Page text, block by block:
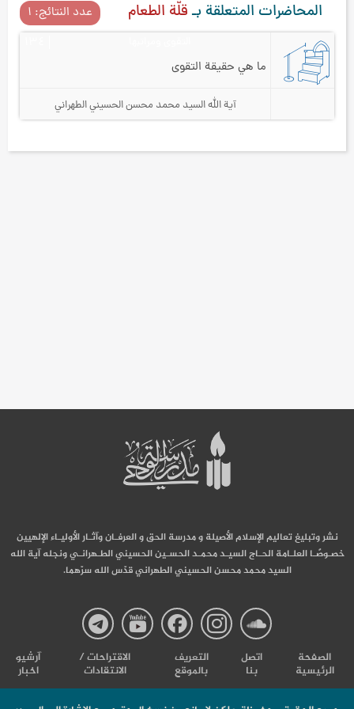
المحاضرات المتعلقة بـقلّة الطعام عدد النتائج: ۱
ما هي حقيقة التقوى
آية الله السيد محمد محسن الحسيني الطهراني
نشر وتبليغ تعاليم الإسلام الأصيلة و مدرسة الحق و العرفـان وآثـار الأوليـاء الإلهيين
خصـوصًـا العلـامة الحـاج السيـد محمـد الحسـين الحسيني الطـهرانـي ونجله آية الله
السيد محمد محسن الحسيني الطهراني قدّس الله سرّهما.
صفحة
صفحة
صفحة
صفحة
الصفحة
الرئيسية
اتصل
بنا
التعریف
بالموقع
الاقتراحات /
الانتقادات
آرشیو
اخبار